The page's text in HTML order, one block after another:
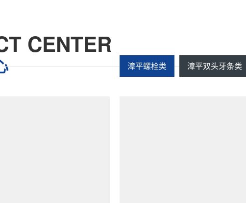
CENTER
漳平螺栓类 漳平双头牙条类